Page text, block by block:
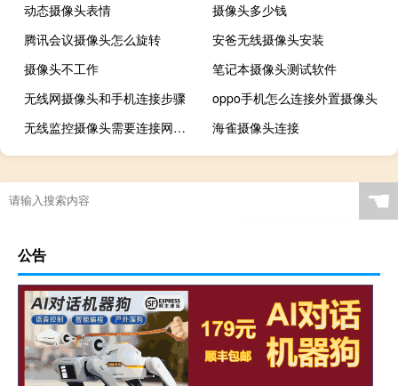
动态摄像头表情
摄像头多少钱
腾讯会议摄像头怎么旋转
安爸无线摄像头安装
摄像头不工作
笔记本摄像头测试软件
无线网摄像头和手机连接步骤
oppo手机怎么连接外置摄像头
无线监控摄像头需要连接网络吗
海雀摄像头连接
☚
公告